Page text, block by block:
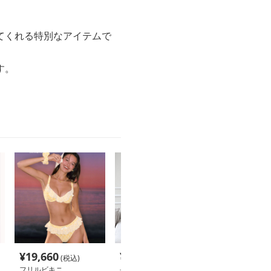
くれる特別なアイテムで
¥19,660(税込)
¥